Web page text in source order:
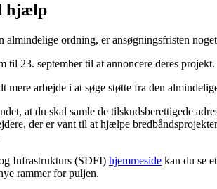
hjælp
almindelige ordning, er ansøgningsfristen
til 23. september til at annoncere deres projekt.
mere arbejde i at søge støtte fra den
at du skal samle de tilskudsberettigede
der er vant til at hjælpe
Infrastrukturs (SDFI) hjemmeside kan du se
rammer for puljen.